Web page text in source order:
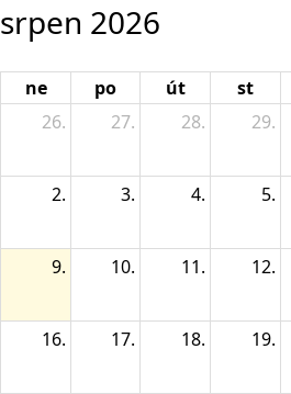
srpen 2026
ne po út st
26.
27. 28. 29.
2. 3. 4. 5.
9. 10. 11. 12.
16. 17. 18. 19.